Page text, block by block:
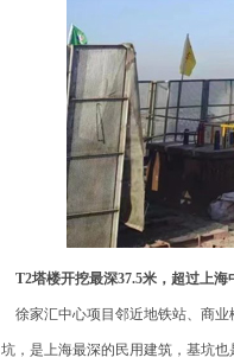
T2塔楼开挖最深37.5米，超过上海
徐家汇中心项目邻近地铁站、商业
坑，是上海最深的民用建筑，基坑